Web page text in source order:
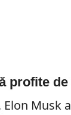
profite
Musk